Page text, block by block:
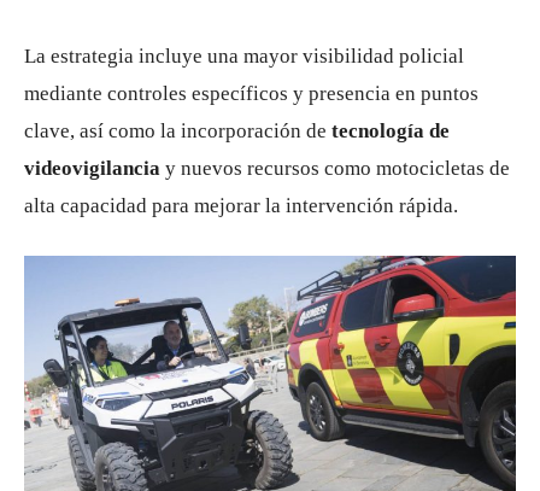
La estrategia incluye una mayor visibilidad policial
mediante controles específicos y presencia en puntos
clave, así como la incorporación de tecnología de
videovigilancia y nuevos recursos como motocicletas de
alta capacidad para mejorar la intervención rápida.